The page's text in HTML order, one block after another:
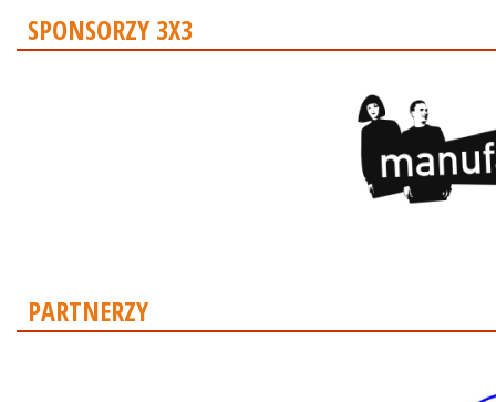
SPONSORZY 3X3
PARTNERZY